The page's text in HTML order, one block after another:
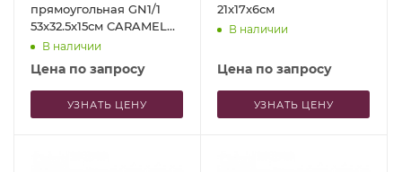
прямоугольная GN1/1
53x32.5x15см CARAMEL
Profi-Chef
В наличии
Цена по запросу
УЗНАТЬ ЦЕНУ
21x17x6см
В наличии
Цена по запросу
УЗНАТЬ ЦЕНУ